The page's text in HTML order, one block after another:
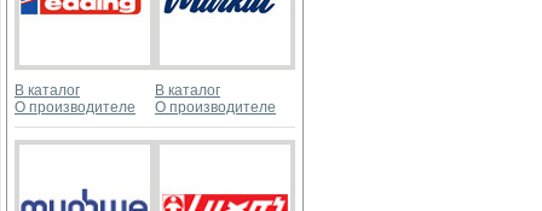
В каталог
О производителе
В каталог
О производителе